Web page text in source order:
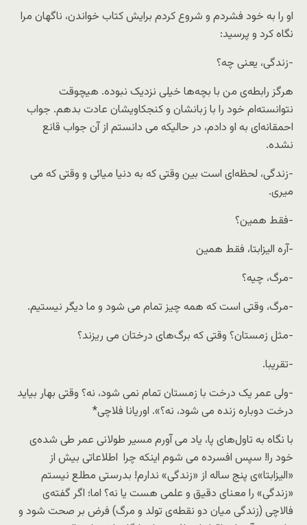
او را به خود فشردم و شروع کردم برایش کتاب خواندن، ناگهان مرا
نگاه کرد و پرسید:
-زندگی، یعنی چه؟
هرگز رابطه‌ی من با بچه‌ها خیلی نزدیک نبوده. هیچوقت
نتوانسته‌ام خود را با زبانشان و کنجکاویشان عادت بدهم. جواب
احمقانه‌ای به او دادم، در حالیکه می دانستم از آن جواب قانع
نشده.
-زندگی، لحظه‌ای است بین وقتی که به دنیا میائی و وقتی که می
میری.
-فقط همین؟
-آره الیزابتا، فقط همین
-مرگ، چیه؟
-مرگ، وقتی است که همه چیز تمام می شود و ما دیگر نیستیم.
-مثل زمستان؟ وقتی که برگ‌های درختان می ریزند؟
-تقریبا.
-ولی عمر یک درخت با زمستان تمام نمی شود، نه؟ وقتی بهار بیاید
درخت دوباره زنده می شود، نه؟». اوریانا فلاچی*
با نگاه به تاول‌های پا، یاد می آورم مسیر طولانی عمر طی شده‌ی
خود را! سپس افسرده می شوم اینکه چرا اطلاعاتی بیش از
«الیزابتا»ی پنج ساله از «زندگی» ندارم! بدرستی مطلع نیستم
«زندگی» را معنای دقیق و علمی هست یا نه؟ اما؛ اگر گفته‌ی
فالاچی (زندگی میان دو نقطه‌ی تولد و مرگ) فرض بر صحت شود و